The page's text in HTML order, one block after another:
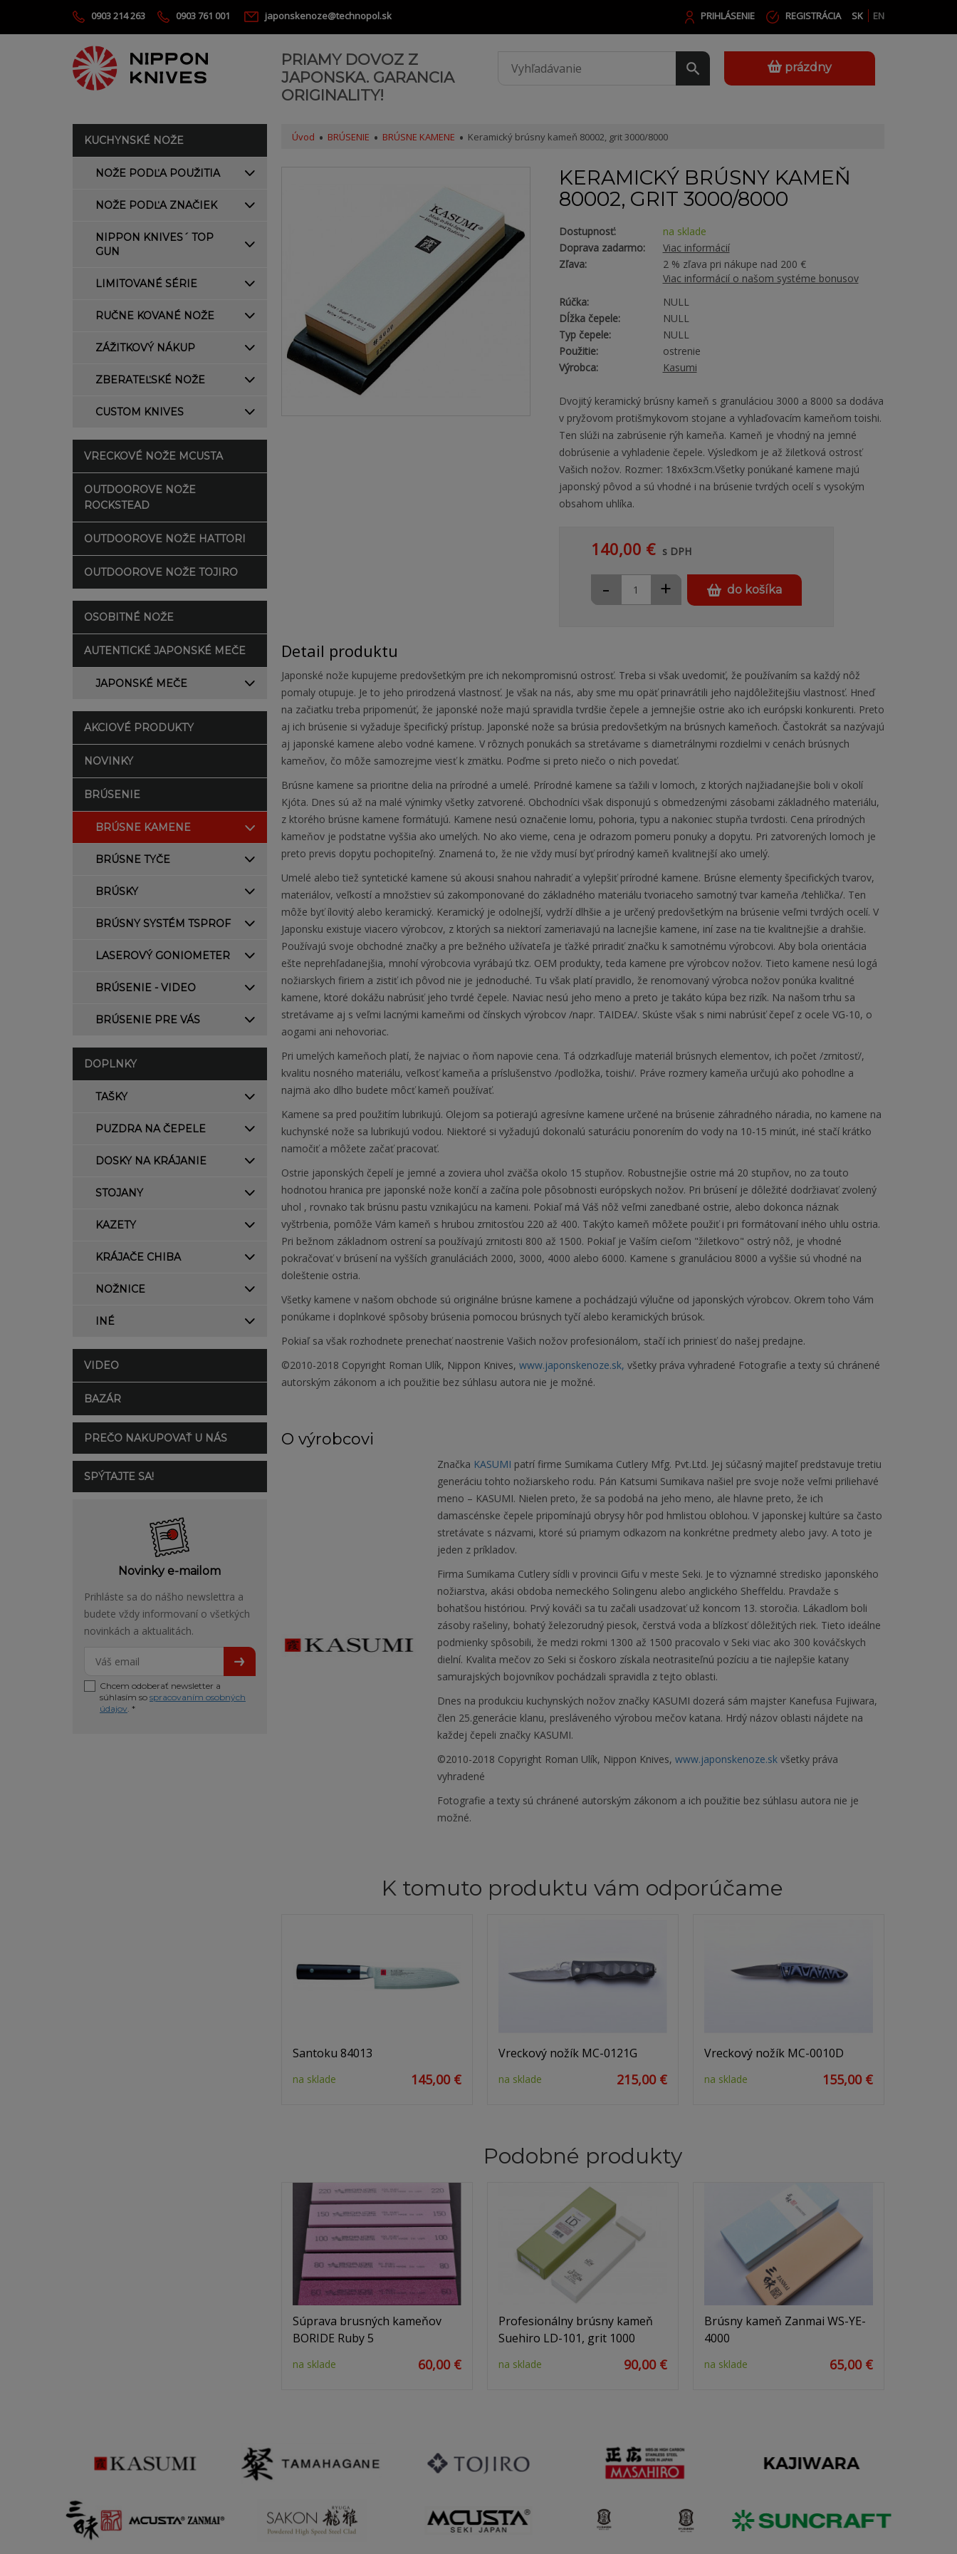
0903 214 263 0903 761 001 japonskenoze@technopol.sk SK EN
PRIHLÁSENIE REGISTRÁCIA
PRIAMY DOVOZ Z
JAPONSKA. GARANCIA
ORIGINALITY!
prázdny
KUCHYNSKÉ NOŽE
NOŽE PODĽA POUŽITIA
NOŽE PODĽA ZNAČIEK
NIPPON KNIVES´ TOP
GUN
LIMITOVANÉ SÉRIE
RUČNE KOVANÉ NOŽE
ZÁŽITKOVÝ NÁKUP
ZBERATEĽSKÉ NOŽE
CUSTOM KNIVES
VRECKOVÉ NOŽE MCUSTA
OUTDOOROVE NOŽE
ROCKSTEAD
OUTDOOROVE NOŽE HATTORI
OUTDOOROVE NOŽE TOJIRO
OSOBITNÉ NOŽE
AUTENTICKÉ JAPONSKÉ MEČE
JAPONSKÉ MEČE
AKCIOVÉ PRODUKTY
NOVINKY
BRÚSENIE
BRÚSNE KAMENE
BRÚSNE TYČE
BRÚSKY
BRÚSNY SYSTÉM TSPROF
LASEROVÝ GONIOMETER
BRÚSENIE - VIDEO
BRÚSENIE PRE VÁS
DOPLNKY
TAŠKY
PUZDRA NA ČEPELE
DOSKY NA KRÁJANIE
STOJANY
KAZETY
KRÁJAČE CHIBA
NOŽNICE
INÉ
VIDEO
BAZÁR
PREČO NAKUPOVAŤ U NÁS
SPÝTAJTE SA!
Novinky e-mailom
Prihláste sa do nášho newslettra a
budete vždy informovaní o všetkých
novinkách a aktualitách.
Chcem odoberať newsletter a
súhlasím so spracovaním osobných
údajov. *
Úvod BRÚSENIE BRÚSNE KAMENE Keramický brúsny kameň 80002, grit 3000/8000
KERAMICKÝ BRÚSNY KAMEŇ
80002, GRIT 3000/8000
Dostupnosť:
na sklade
Doprava zadarmo:
Viac informácií
Zľava:
2 % zľava pri nákupe nad 200 €
Viac informácií o našom systéme bonusov
Rúčka:
NULL
Dĺžka čepele:
NULL
Typ čepele:
NULL
Použitie:
ostrenie
Výrobca:
Kasumi
Dvojitý keramický brúsny kameň s granuláciou 3000 a 8000 sa dodáva
v pryžovom protišmykovom stojane a vyhlaďovacím kameňom toishi.
Ten slúži na zabrúsenie rýh kameňa. Kameň je vhodný na jemné
dobrúsenie a vyhladenie čepele. Výsledkom je až žiletková ostrosť
Vašich nožov. Rozmer: 18x6x3cm.Všetky ponúkané kamene majú
japonský pôvod a sú vhodné i na brúsenie tvrdých ocelí s vysokým
obsahom uhlíka.
140,00 € s DPH
+
- do košíka
Detail produktu
Japonské nože kupujeme predovšetkým pre ich nekompromisnú ostrosť. Treba si však uvedomiť, že používaním sa každý nôž
pomaly otupuje. Je to jeho prirodzená vlastnosť. Je však na nás, aby sme mu opäť prinavrátili jeho najdôležitejšiu vlastnosť. Hneď
na začiatku treba pripomenúť, že japonské nože majú spravidla tvrdšie čepele a jemnejšie ostrie ako ich európski konkurenti. Preto
aj ich brúsenie si vyžaduje špecifický prístup. Japonské nože sa brúsia predovšetkým na brúsnych kameňoch. Častokrát sa nazývajú
aj japonské kamene alebo vodné kamene. V rôznych ponukách sa stretávame s diametrálnymi rozdielmi v cenách brúsnych
kameňov, čo môže samozrejme viesť k zmätku. Poďme si preto niečo o nich povedať.
Brúsne kamene sa prioritne delia na prírodné a umelé. Prírodné kamene sa ťažili v lomoch, z ktorých najžiadanejšie boli v okolí
Kjóta. Dnes sú až na malé výnimky všetky zatvorené. Obchodníci však disponujú s obmedzenými zásobami základného materiálu,
z ktorého brúsne kamene formátujú. Kamene nesú označenie lomu, pohoria, typu a nakoniec stupňa tvrdosti. Cena prírodných
kameňov je podstatne vyššia ako umelých. No ako vieme, cena je odrazom pomeru ponuky a dopytu. Pri zatvorených lomoch je
preto previs dopytu pochopiteľný. Znamená to, že nie vždy musí byť prírodný kameň kvalitnejší ako umelý.
Umelé alebo tiež syntetické kamene sú akousi snahou nahradiť a vylepšiť prírodné kamene. Brúsne elementy špecifických tvarov,
materiálov, veľkostí a množstiev sú zakomponované do základného materiálu tvoriaceho samotný tvar kameňa /tehlička/. Ten
môže byť ílovitý alebo keramický. Keramický je odolnejší, vydrží dlhšie a je určený predovšetkým na brúsenie veľmi tvrdých ocelí. V
Japonsku existuje viacero výrobcov, z ktorých sa niektorí zameriavajú na lacnejšie kamene, iní zase na tie kvalitnejšie a drahšie.
Používajú svoje obchodné značky a pre bežného užívateľa je ťažké priradiť značku k samotnému výrobcovi. Aby bola orientácia
ešte neprehľadanejšia, mnohí výrobcovia vyrábajú tkz. OEM produkty, teda kamene pre výrobcov nožov. Tieto kamene nesú logá
nožiarskych firiem a zistiť ich pôvod nie je jednoduché. Tu však platí pravidlo, že renomovaný výrobca nožov ponúka kvalitné
kamene, ktoré dokážu nabrúsiť jeho tvrdé čepele. Naviac nesú jeho meno a preto je takáto kúpa bez rizík. Na našom trhu sa
stretávame aj s veľmi lacnými kameňmi od čínskych výrobcov /napr. TAIDEA/. Skúste však s nimi nabrúsiť čepeľ z ocele VG-10, o
aogami ani nehovoriac.
Pri umelých kameňoch platí, že najviac o ňom napovie cena. Tá odzrkadľuje materiál brúsnych elementov, ich počet /zrnitosť/,
kvalitu nosného materiálu, veľkosť kameňa a príslušenstvo /podložka, toishi/. Práve rozmery kameňa určujú ako pohodlne a
najmä ako dlho budete môcť kameň používať.
Kamene sa pred použitím lubrikujú. Olejom sa potierajú agresívne kamene určené na brúsenie záhradného náradia, no kamene na
kuchynské nože sa lubrikujú vodou. Niektoré si vyžadujú dokonalú saturáciu ponorením do vody na 10-15 minút, iné stačí krátko
namočiť a môžete začať pracovať.
Ostrie japonských čepelí je jemné a zoviera uhol zväčša okolo 15 stupňov. Robustnejšie ostrie má 20 stupňov, no za touto
hodnotou hranica pre japonské nože končí a začína pole pôsobnosti európskych nožov. Pri brúsení je dôležité dodržiavať zvolený
uhol , rovnako tak brúsnu pastu vznikajúcu na kameni. Pokiaľ má Váš nôž veľmi zanedbané ostrie, alebo dokonca náznak
vyštrbenia, pomôže Vám kameň s hrubou zrnitosťou 220 až 400. Takýto kameň môžete použiť i pri formátovaní iného uhlu ostria.
Pri bežnom základnom ostrení sa používajú zrnitosti 800 až 1500. Pokiaľ je Vaším cieľom "žiletkovo" ostrý nôž, je vhodné
pokračovať v brúsení na vyšších granuláciách 2000, 3000, 4000 alebo 6000. Kamene s granuláciou 8000 a vyššie sú vhodné na
doleštenie ostria.
Všetky kamene v našom obchode sú originálne brúsne kamene a pochádzajú výlučne od japonských výrobcov. Okrem toho Vám
ponúkame i doplnkové spôsoby brúsenia pomocou brúsnych tyčí alebo keramických brúsok.
Pokiaľ sa však rozhodnete prenechať naostrenie Vašich nožov profesionálom, stačí ich priniesť do našej predajne.
©2010-2018 Copyright Roman Ulík, Nippon Knives, www.japonskenoze.sk, všetky práva vyhradené Fotografie a texty sú chránené
autorským zákonom a ich použitie bez súhlasu autora nie je možné.
O výrobcovi
Značka KASUMI patrí firme Sumikama Cutlery Mfg. Pvt.Ltd. Jej súčasný majiteľ predstavuje tretiu
generáciu tohto nožiarskeho rodu. Pán Katsumi Sumikava našiel pre svoje nože veľmi priliehavé
meno – KASUMI. Nielen preto, že sa podobá na jeho meno, ale hlavne preto, že ich
damascénske čepele pripomínajú obrysy hôr pod hmlistou oblohou. V japonskej kultúre sa často
stretávate s názvami, ktoré sú priamym odkazom na konkrétne predmety alebo javy. A toto je
jeden z príkladov.
Firma Sumikama Cutlery sídli v provincii Gifu v meste Seki. Je to významné stredisko japonského
nožiarstva, akási obdoba nemeckého Solingenu alebo anglického Sheffeldu. Pravdaže s
bohatšou históriou. Prvý kováči sa tu začali usadzovať už koncom 13. storočia. Lákadlom boli
zásoby rašeliny, bohatý železorudný piesok, čerstvá voda a blízkosť dôležitých riek. Tieto ideálne
podmienky spôsobili, že medzi rokmi 1300 až 1500 pracovalo v Seki viac ako 300 kováčskych
dielní. Kvalita mečov zo Seki si čoskoro získala neotrasiteľnú pozíciu a tie najlepšie katany
samurajských bojovníkov pochádzali spravidla z tejto oblasti.
Dnes na produkciu kuchynských nožov značky KASUMI dozerá sám majster Kanefusa Fujiwara,
člen 25.generácie klanu, presláveného výrobou mečov katana. Hrdý názov oblasti nájdete na
každej čepeli značky KASUMI.
©2010-2018 Copyright Roman Ulík, Nippon Knives, www.japonskenoze.skvšetky práva
vyhradené
Fotografie a texty sú chránené autorským zákonom a ich použitie bez súhlasu autora nie je
možné.
K tomuto produktu vám odporúčame
Santoku 84013
na sklade 145,00 €
Vreckový nožík MC-0121G
na sklade 215,00 €
Vreckový nožík MC-0010D
na sklade 155,00 €
Podobné produkty
Súprava brusných kameňov
BORIDE Ruby 5
na sklade 60,00 €
Profesionálny brúsny kameň
Suehiro LD-101, grit 1000
na sklade 90,00 €
Brúsny kameň Zanmai WS-YE-
4000
na sklade 65,00 €